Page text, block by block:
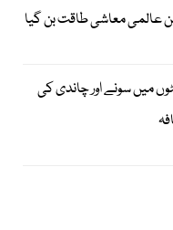
عالمی معاشی طاقت بن گیا
میں سونے اور چاندی کی